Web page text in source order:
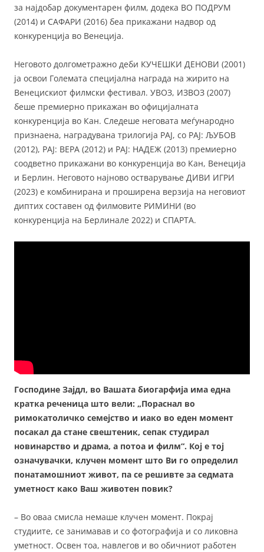
за најдобар документарен филм, додека ВО ПОДРУМ
(2014) и САФАРИ (2016) беа прикажани надвор од
конкуренција во Венеција.
Неговото долгометражно деби КУЧЕШКИ ДЕНОВИ (2001)
ја освои Големата специјална награда на жирито на
Венецискиот филмски фестивал. УВОЗ, ИЗВОЗ (2007)
беше премиерно прикажан во официјалната
конкуренција во Кан. Следеше неговата меѓународно
признаена, наградувана трилогија РАЈ, со РАЈ: ЉУБОВ
(2012), РАЈ: ВЕРА (2012) и РАЈ: НАДЕЖ (2013) премиерно
соодветно прикажани во конкуренција во Кан, Венеција
и Берлин. Неговото најново остварување ДИВИ ИГРИ
(2023) е комбинирана и проширена верзија на неговиот
диптих составен од филмовите РИМИНИ (во
конкуренција на Берлинале 2022) и СПАРТА.
Господине Зајдл, во Вашата биогарфија има една
кратка реченица што вели: „Пораснал во
римокатоличко семејство и иако во еден момент
посакал да стане свештеник, сепак студирал
новинарство и драма, а потоа и филм“. Кој е тој
означувачки, клучен момент што Ви го определил
понатамошниот живот, па се решивте за седмата
уметност како Ваш животен повик?
– Во оваа смисла немаше клучен момент. Покрај
студиите, се занимавав и со фотографија и со ликовна
уметност. Освен тоа, навлегов и во обичниот работен